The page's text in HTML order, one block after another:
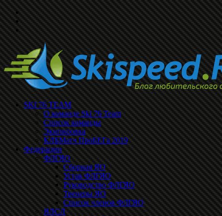
SKI 76 TEAM
О команде Ski 76 Team
Список команды
Экипировка
КЛБМатч ПроБЕГа 2019
Федерации
ФЛГЯО
Сборная ЯО
Устав ФЛГЯО
Руководство ФЛГЯО
Тренеры ЯО
Список членов ФЛГЯО
ЯЛСЛ